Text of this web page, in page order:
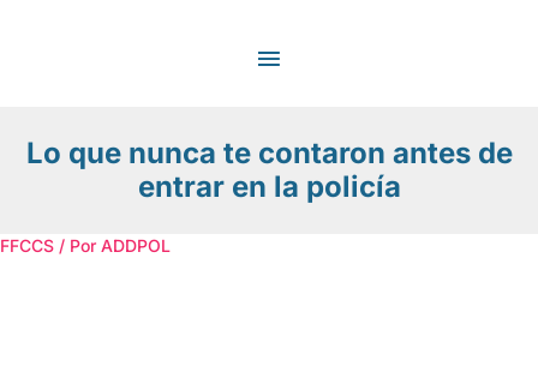
Lo que nunca te contaron antes de
entrar en la policía
FFCCS / Por ADDPOL